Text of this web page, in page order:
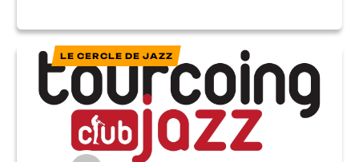
LE CERCLE DE JAZZ